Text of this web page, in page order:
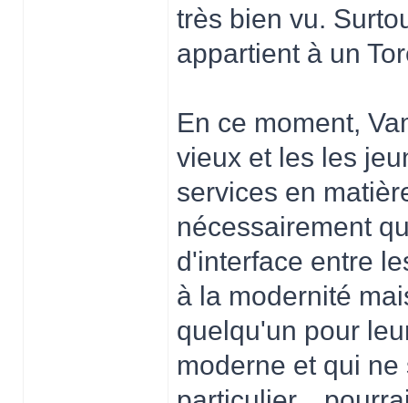
très bien vu.
appartient à un
En ce moment,
vieux et les les
services en
nécessairement
d'interface entre
à la modernité
quelqu'un pour
moderne et qui